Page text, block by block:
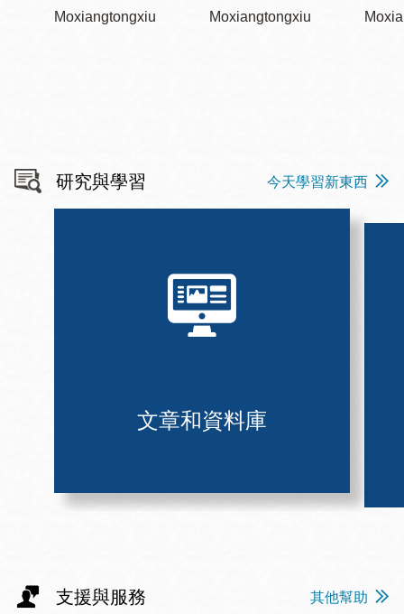
Moxiangtongxiu Moxiangtongxiu
研究與學習 今天學習新東西
文章和資料庫
支援與服務 其他幫助